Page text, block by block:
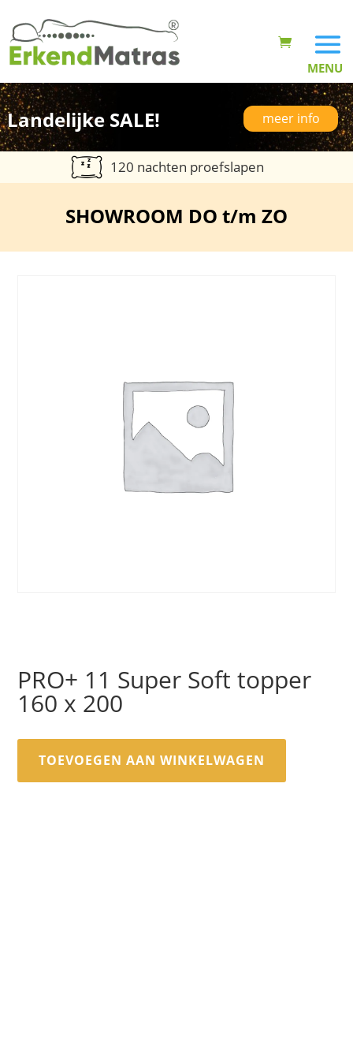
Landelijke SALE! meer info
120 nachten proefslapen
SHOWROOM DO t/m ZO
PRO+ 11 Super Soft topper
160 x 200
TOEVOEGEN AAN WINKELWAGEN